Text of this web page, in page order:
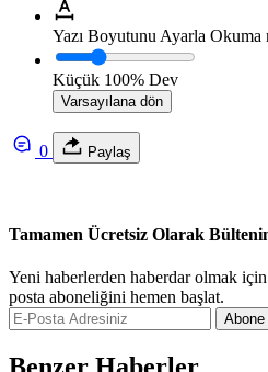
Yazı Boyutunu Ayarla Okuma
Küçük 100% Dev
Varsayılana dön
0 Paylaş
Tamamen Ücretsiz Olarak
Yeni haberlerden haberdar olmak için
posta aboneliğini hemen başlat.
Abone
Benzer Haberler